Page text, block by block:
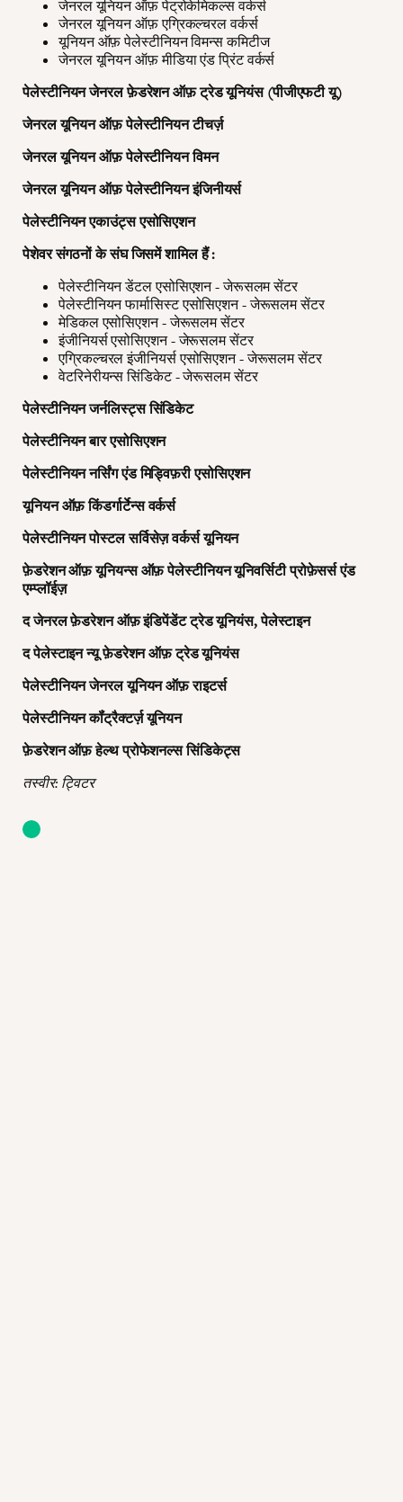
जेनरल यूनियन ऑफ़ पेट्रोकेमिकल्स वर्कर्स
जेनरल यूनियन ऑफ़ एग्रिकल्चरल वर्कर्स
यूनियन ऑफ़ पेलेस्टीनियन विमन्स कमिटीज
जेनरल यूनियन ऑफ़ मीडिया एंड प्रिंट वर्कर्स
पेलेस्टीनियन जेनरल फ़ेडरेशन ऑफ़ ट्रेड यूनियंस (पीजीएफटी यू)
जेनरल यूनियन ऑफ़ पेलेस्टीनियन टीचर्ज़
जेनरल यूनियन ऑफ़ पेलेस्टीनियन विमन
जेनरल यूनियन ऑफ़ पेलेस्टीनियन इंजिनीयर्स
पेलेस्टीनियन एकाउंट्स एसोसिएशन
पेशेवर संगठनों के संघ जिसमें शामिल हैं :
पेलेस्टीनियन डेंटल एसोसिएशन - जेरूसलम सेंटर
पेलेस्टीनियन फार्मासिस्ट एसोसिएशन - जेरूसलम सेंटर
मेडिकल एसोसिएशन - जेरूसलम सेंटर
इंजीनियर्स एसोसिएशन - जेरूसलम सेंटर
एग्रिकल्चरल इंजीनियर्स एसोसिएशन - जेरूसलम सेंटर
वेटरिनेरीयन्स सिंडिकेट - जेरूसलम सेंटर
पेलेस्टीनियन जर्नलिस्ट्स सिंडिकेट
पेलेस्टीनियन बार एसोसिएशन
पेलेस्टीनियन नर्सिंग एंड मिड्विफ़री एसोसिएशन
यूनियन ऑफ़ किंडर्गार्टेन्स वर्कर्स
पेलेस्टीनियन पोस्टल सर्विसेज़ वर्कर्स यूनियन
फ़ेडरेशन ऑफ़ यूनियन्स ऑफ़ पेलेस्टीनियन यूनिवर्सिटी प्रोफ़ेसर्स एंड
एम्प्लॉईज़
द जेनरल फ़ेडरेशन ऑफ़ इंडिपेंडेंट ट्रेड यूनियंस, पेलेस्टाइन
द पेलेस्टाइन न्यू फ़ेडरेशन ऑफ़ ट्रेड यूनियंस
पेलेस्टीनियन जेनरल यूनियन ऑफ़ राइटर्स
पेलेस्टीनियन कॉंट्रैक्टर्ज़ यूनियन
फ़ेडरेशन ऑफ़ हेल्थ प्रोफेशनल्स सिंडिकेट्स
तस्वीर: ट्विटर